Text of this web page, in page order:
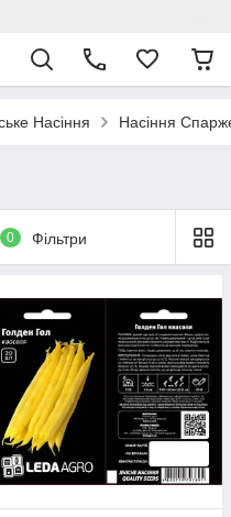
Насіння Насіння
0 Фільтри